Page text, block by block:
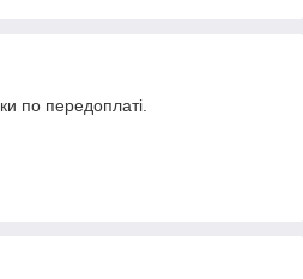
по передоплаті.